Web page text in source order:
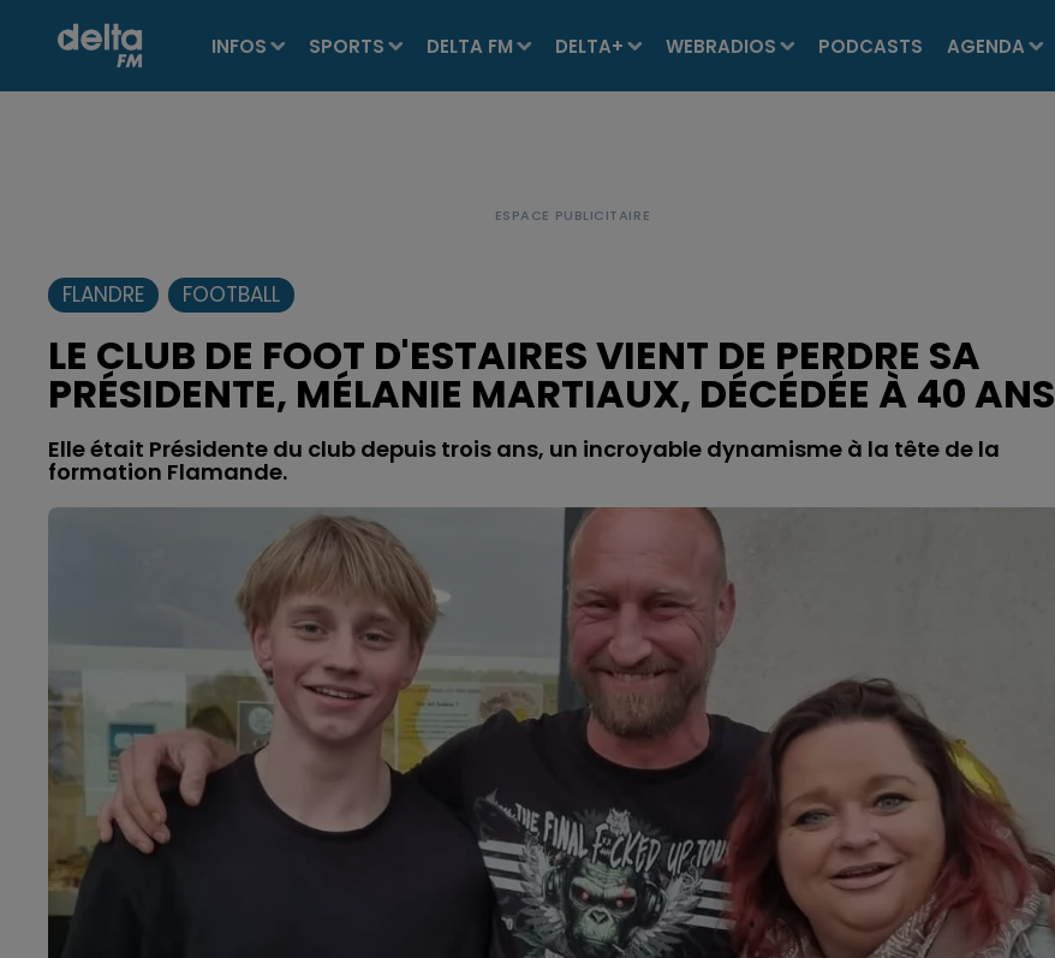
INFOS SPORTS DELTA FM DELTA+ WEBRADIOS PODCASTS AGENDA
FLANDRE FOOTBALL
LE CLUB DE FOOT D'ESTAIRES VIENT DE PERDRE SA
PRÉSIDENTE, MÉLANIE MARTIAUX, DÉCÉDÉE À 40 ANS
Elle était Présidente du club depuis trois ans, un incroyable dynamisme à la tête de la
formation Flamande.